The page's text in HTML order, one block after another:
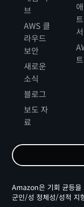
브
AWS 클
라우드
보안
새로운
소식
블로그
보도 자
료
서
Amazon은 기회 균등을
군인/성 정체성/성적 지